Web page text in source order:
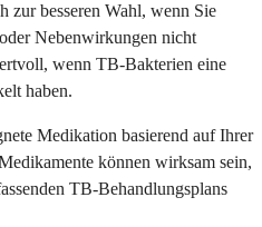
zur besseren Wahl, wenn Sie
Nebenwirkungen nicht
wenn TB-Bakterien eine
haben.
Medikation basierend auf Ihrer
können wirksam sein,
TB-Behandlungsplans